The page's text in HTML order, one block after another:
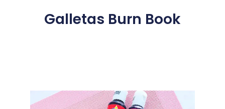
Galletas Burn Book